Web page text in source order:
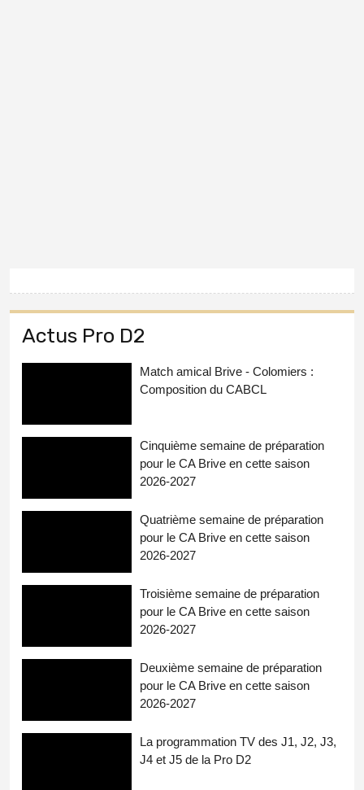
Actus Pro D2
Match amical Brive - Colomiers :
Composition du CABCL
Cinquième semaine de préparation
pour le CA Brive en cette saison
2026-2027
Quatrième semaine de préparation
pour le CA Brive en cette saison
2026-2027
Troisième semaine de préparation
pour le CA Brive en cette saison
2026-2027
Deuxième semaine de préparation
pour le CA Brive en cette saison
2026-2027
La programmation TV des J1, J2, J3,
J4 et J5 de la Pro D2